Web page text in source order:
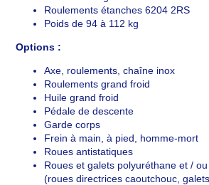
Roulements étanches 6204 2RS
Poids de 94 à 112 kg
Options :
Axe, roulements, chaîne inox
Roulements grand froid
Huile grand froid
Pédale de descente
Garde corps
Frein à main, à pied, homme-mort
Roues antistatiques
Roues et galets polyuréthane et /
(roues directrices caoutchouc,